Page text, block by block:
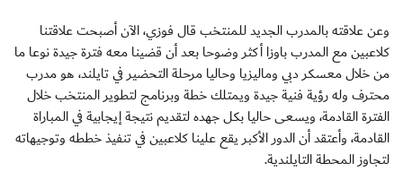
وعن علاقته بالمدرب الجديد للمنتخب قال فوزي، الآن أصبحت علاقتنا
كلاعبين مع المدرب باوزا أكثر وضوحا بعد أن قضينا معه فترة جيدة نوعا ما
من خلال معسكر دبي وماليزيا وحاليا مرحلة التحضير في تايلند، هو مدرب
محترف وله رؤية فنية جيدة ويمتلك خطة وبرنامج لتطوير المنتخب خلال
الفترة القادمة، ويسعى حاليا بكل جهده لتقديم نتيجة إيجابية في المباراة
القادمة، وأعتقد أن الدور الأكبر يقع علينا كلاعبين في تنفيذ خططه وتوجيهاته
لتجاوز المحطة التايلندية.